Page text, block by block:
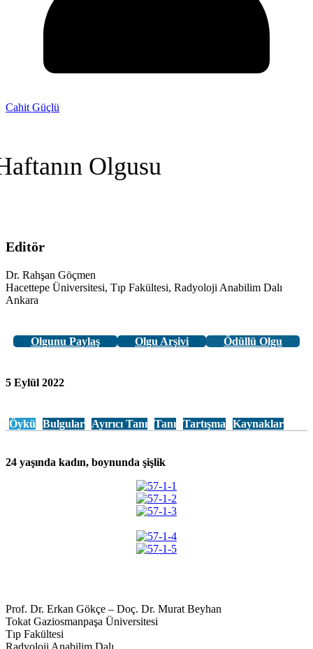
Cahit Güçlü
Olgusu
Editör
Dr. Rahşan Göçmen
Hacettepe Üniversitesi, Tıp Fakültesi, Radyoloji Anabilim Dalı
Ankara
Olgunu Paylaş Olgu Arşivi Ödüllü Olgu
5 Eylül 2022
Öykü Bulgular Ayırıcı Tanı Tanı Tartışma Kaynaklar
24 yaşında kadın, boynunda şişlik
Prof. Dr. Erkan Gökçe – Doç. Dr. Murat Beyhan
Tokat Gaziosmanpaşa Üniversitesi
Tıp Fakültesi